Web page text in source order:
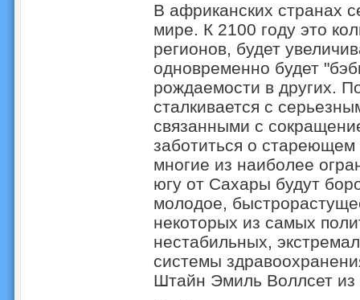
В африканских странах
мире. К 2100 году это
регионов, будет
одновременно будет
рождаемости в других.
сталкивается с
связанными с
заботиться о стареющем
многие из наиболее
югу от Сахары будут
молодое,
некоторых из самых
нестабильных,
системы
Штайн Эмиль Воллсет из